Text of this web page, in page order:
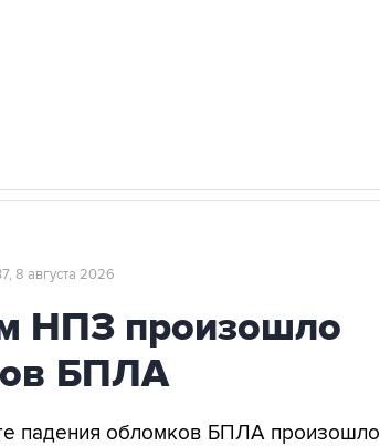
8 августа 2026
НПЗ произошло
БПЛА
падения обломков БПЛА произошло